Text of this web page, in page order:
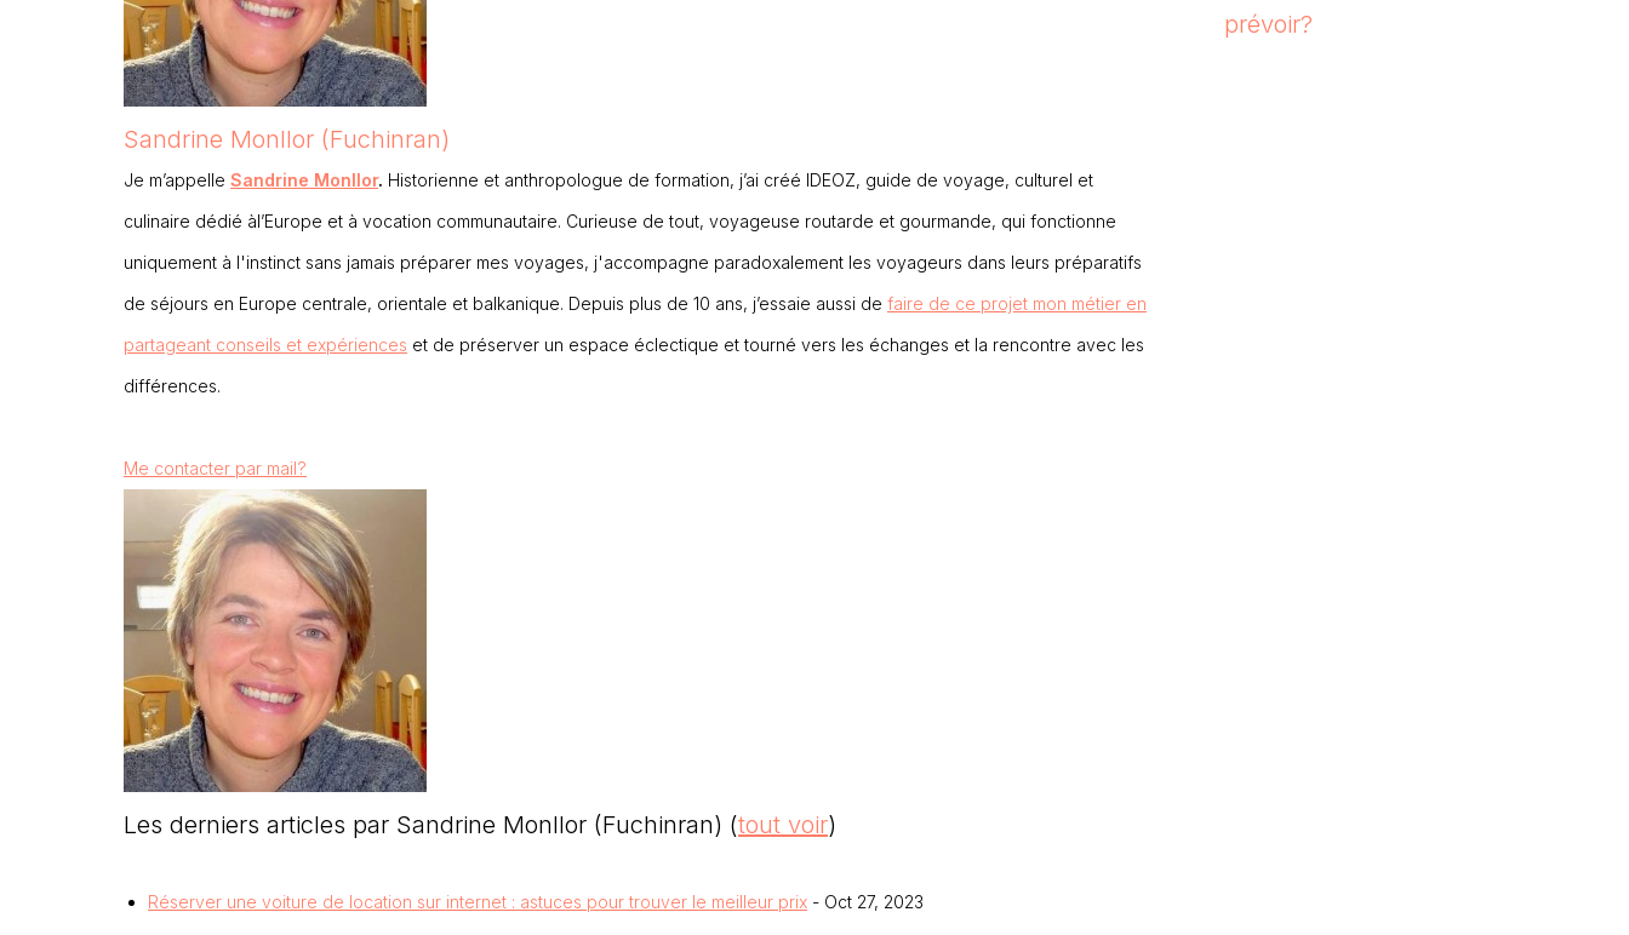
Sandrine Monllor (Fuchinran)
Je m’appelle Sandrine Monllor. Historienne et anthropologue de formation, j’ai créé IDEOZ, guide de voyage, culturel et
culinaire dédié àl’Europe et à vocation communautaire. Curieuse de tout, voyageuse routarde et gourmande, qui fonctionne
uniquement à l'instinct sans jamais préparer mes voyages, j'accompagne paradoxalement les voyageurs dans leurs préparatifs
de séjours en Europe centrale, orientale et balkanique. Depuis plus de 10 ans, j’essaie aussi de faire de ce projet mon métier en
partageant conseils et expériences et de préserver un espace éclectique et tourné vers les échanges et la rencontre avec les
différences.
Me contacter par mail?
Les derniers articles par Sandrine Monllor (Fuchinran) (tout voir)
Réserver une voiture de location sur internet : astuces pour trouver le meilleur prix - Oct 27, 2023
prévoir?